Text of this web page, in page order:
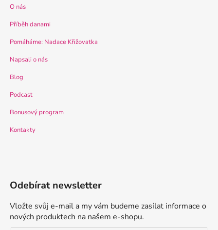
O nás
Příběh danami
Pomáháme: Nadace Křižovatka
Napsali o nás
Blog
Podcast
Bonusový program
Kontakty
Odebírat newsletter
Vložte svůj e-mail a my vám budeme zasílat informace o
nových produktech na našem e-shopu.